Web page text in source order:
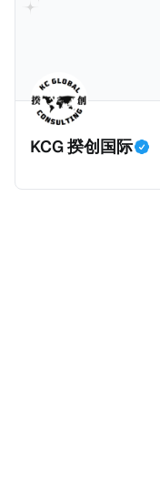
并提供有关投资将
申请。申请人在印度
身份，包括在申请
外。由于印度不允
危地马拉的证明，
在危地马拉居住至
历史文化有认识，就
么，危地马拉的税
KCG 揆创国际